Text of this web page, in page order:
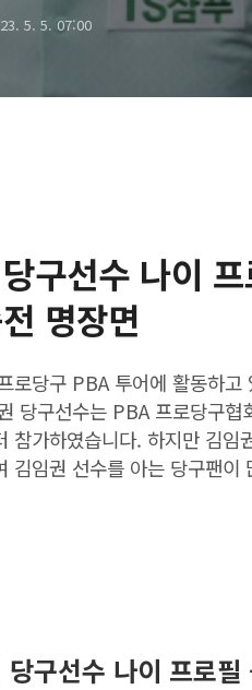
5. 5. 07:00
구선수 나이
명장면
로당구 PBA 투어에 활동하
당구선수는 PBA 프로당구
참가하였습니다. 하지만 김
김임권 선수를 아는 당구팬이
구선수 나이 프로